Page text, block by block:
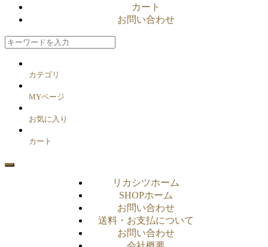
カート
お問い合わせ
カテゴリ
MYページ
お気に入り
カート
リカシツホーム
SHOPホーム
お問い合わせ
送料・お支払について
お問い合わせ